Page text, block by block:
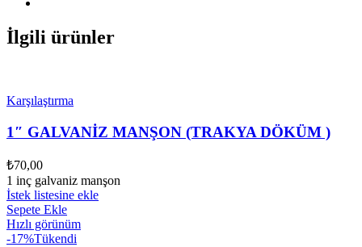
İlgili ürünler
Karşılaştırma
1″ GALVANİZ MANŞON (TRAKYA DÖKÜM )
₺70,00
1 inç galvaniz manşon
İstek listesine ekle
Sepete Ekle
Hızlı görünüm
-17%Tükendi